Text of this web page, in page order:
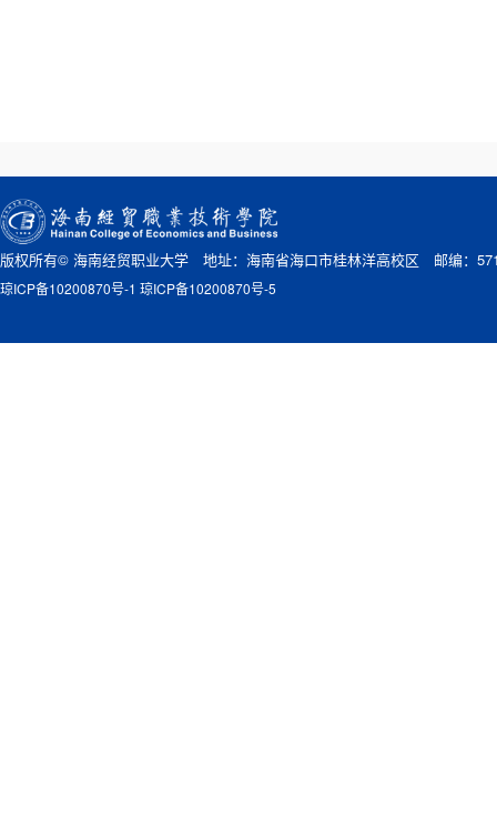
版权所有© 海南经贸职业大学 地址：海南省海口市桂林洋高校区 邮编：
琼ICP备10200870号-1 琼ICP备10200870号-5